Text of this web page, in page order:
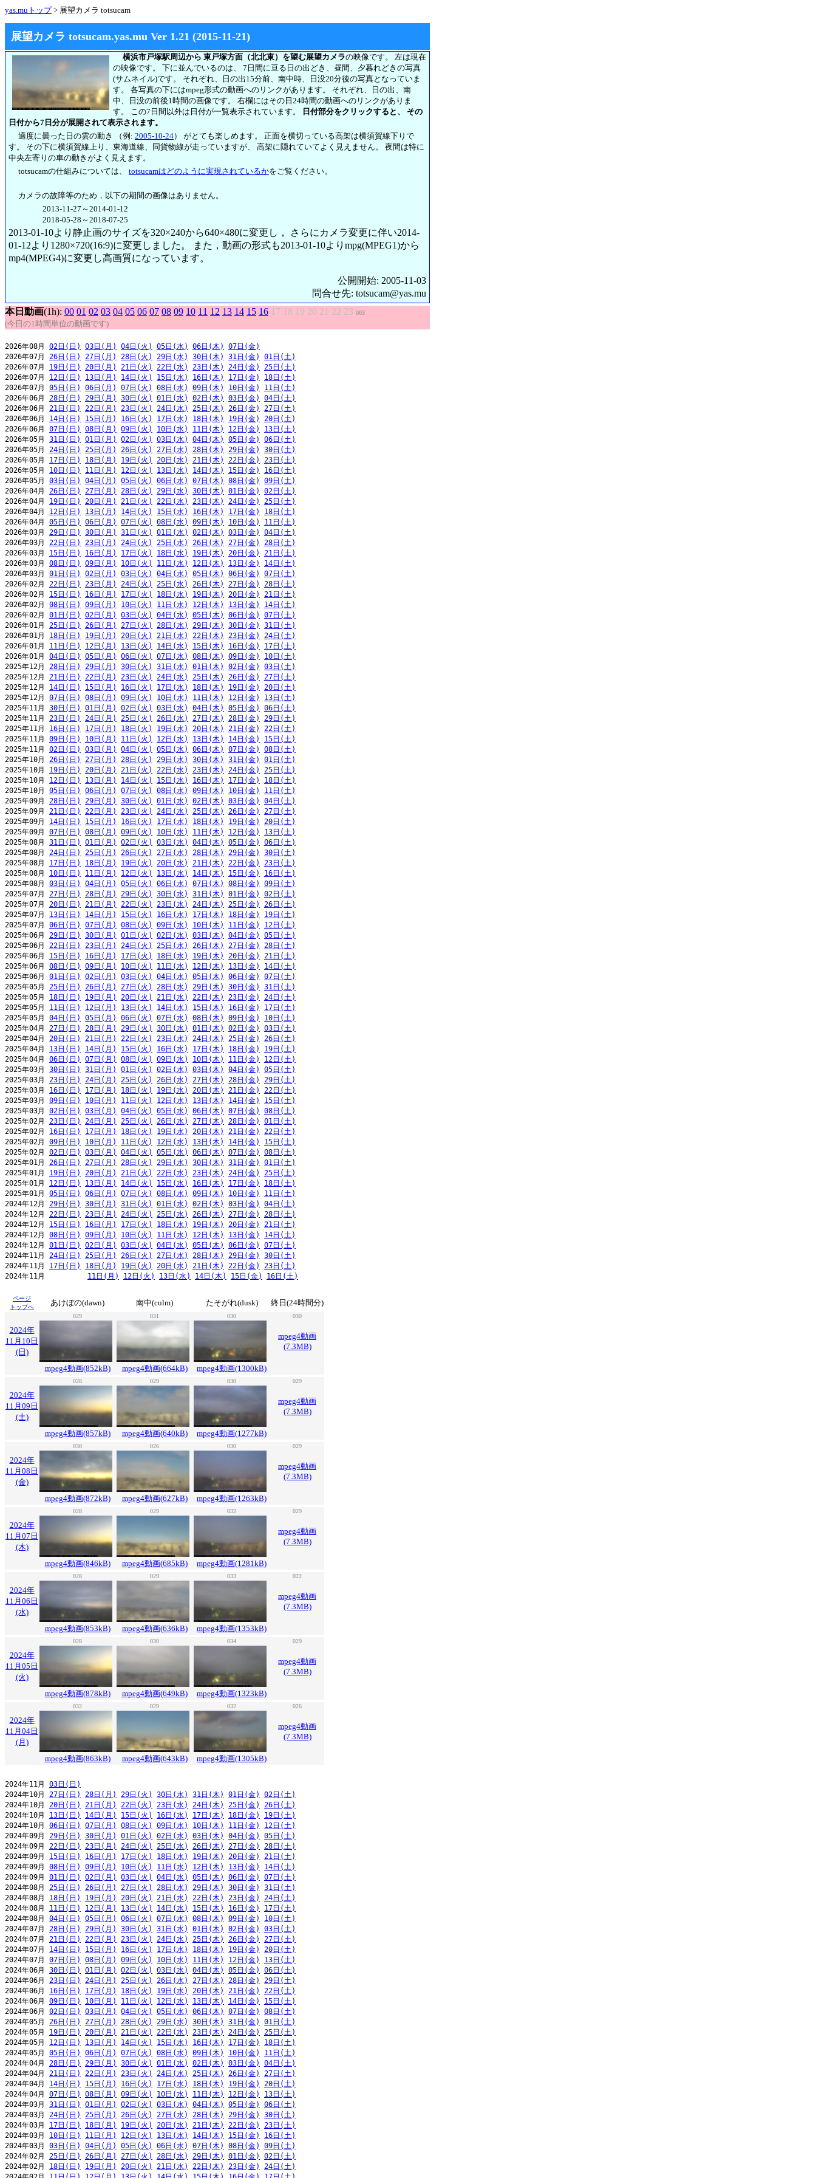
yas.muトップ> 展望カメラ totsucam
展望カメラ totsucam.yas.mu Ver 1.21 (2015-11-21)
横浜市戸塚駅周辺から 東戸塚方面（北北東）を望む展望カメラの映像です。 左は現在
の映像です。 下に並んでいるのは、 7日間に亘る日の出どき、昼間、夕暮れどきの写真
(サムネイル)です。 それぞれ、日の出15分前、南中時、日没20分後の写真となっていま
す。 各写真の下にはmpeg形式の動画へのリンクがあります。 それぞれ、日の出、南
中、日没の前後1時間の画像です。 右欄にはその日24時間の動画へのリンクがありま
す。 この7日間以外は日付が一覧表示されています。
日付部分をクリックすると、 その
日付から7日分が展開されて表示されます。
適度に曇った日の雲の動き （例: 2005-10-24） がとても楽しめます。 正面を横切っている高架は横須賀線下りで
す。 その下に横須賀線上り、東海道線、同貨物線が走っていますが、 高架に隠れていてよく見えません。 夜間は特に
中央左寄りの車の動きがよく見えます。
totsucamの仕組みについては、 totsucamはどのように実現されているかをご覧ください。
カメラの故障等のため，以下の期間の画像はありません。
2013-11-27～2014-01-12
2018-05-28～2018-07-25
2013-01-10より静止画のサイズを320×240から640×480に変更し， さらにカメラ変更に伴い2014-
01-12より1280×720(16:9)に変更しました。 また，動画の形式も2013-01-10よりmpg(MPEG1)から
mp4(MPEG4)に変更し高画質になっています。
公開開始: 2005-11-03
問合せ先: totsucam@yas.mu
本日動画(1h): 00 01 02 03 04 05 06 07 08 09 10 11 12 13 14 15 16 17 18 19 20 21 22 23 003
(今日の1時間単位の動画です)
2026年08月 02日(日) 03日(月) 04日(火) 05日(水) 06日(木)
07日(金)
2026年07月 26日(日) 27日(月) 28日(火) 29日(水) 30日(木) 31日(金)
01日(土)
2026年07月 19日(日) 20日(月) 21日(火) 22日(水) 23日(木) 24日(金)
25日(土)
2026年07月 12日(日) 13日(月) 14日(火) 15日(水) 16日(木) 17日(金)
18日(土)
2026年07月 05日(日) 06日(月) 07日(火) 08日(水) 09日(木) 10日(金)
11日(土)
2026年06月 28日(日) 29日(月) 30日(火) 01日(水) 02日(木) 03日(金)
04日(土)
2026年06月 21日(日) 22日(月) 23日(火) 24日(水) 25日(木) 26日(金)
27日(土)
2026年06月 14日(日) 15日(月) 16日(火) 17日(水) 18日(木) 19日(金)
20日(土)
2026年06月 07日(日) 08日(月) 09日(火) 10日(水) 11日(木) 12日(金)
13日(土)
2026年05月 31日(日) 01日(月) 02日(火) 03日(水) 04日(木) 05日(金)
06日(土)
2026年05月 24日(日) 25日(月) 26日(火) 27日(水) 28日(木) 29日(金)
30日(土)
2026年05月 17日(日) 18日(月) 19日(火) 20日(水) 21日(木) 22日(金)
23日(土)
2026年05月 10日(日) 11日(月) 12日(火) 13日(水) 14日(木) 15日(金)
16日(土)
2026年05月 03日(日) 04日(月) 05日(火) 06日(水) 07日(木) 08日(金)
09日(土)
2026年04月 26日(日) 27日(月) 28日(火) 29日(水) 30日(木) 01日(金)
02日(土)
2026年04月 19日(日) 20日(月) 21日(火) 22日(水) 23日(木) 24日(金)
25日(土)
2026年04月 12日(日) 13日(月) 14日(火) 15日(水) 16日(木) 17日(金)
18日(土)
2026年04月 05日(日) 06日(月) 07日(火) 08日(水) 09日(木) 10日(金)
11日(土)
2026年03月 29日(日) 30日(月) 31日(火) 01日(水) 02日(木) 03日(金)
04日(土)
2026年03月 22日(日) 23日(月) 24日(火) 25日(水) 26日(木) 27日(金)
28日(土)
2026年03月 15日(日) 16日(月) 17日(火) 18日(水) 19日(木) 20日(金)
21日(土)
2026年03月 08日(日) 09日(月) 10日(火) 11日(水) 12日(木) 13日(金)
14日(土)
2026年03月 01日(日) 02日(月) 03日(火) 04日(水) 05日(木) 06日(金)
07日(土)
2026年02月 22日(日) 23日(月) 24日(火) 25日(水) 26日(木) 27日(金)
28日(土)
2026年02月 15日(日) 16日(月) 17日(火) 18日(水) 19日(木) 20日(金)
21日(土)
2026年02月 08日(日) 09日(月) 10日(火) 11日(水) 12日(木) 13日(金)
14日(土)
2026年02月 01日(日) 02日(月) 03日(火) 04日(水) 05日(木) 06日(金)
07日(土)
2026年01月 25日(日) 26日(月) 27日(火) 28日(水) 29日(木) 30日(金)
31日(土)
2026年01月 18日(日) 19日(月) 20日(火) 21日(水) 22日(木) 23日(金)
24日(土)
2026年01月 11日(日) 12日(月) 13日(火) 14日(水) 15日(木) 16日(金)
17日(土)
2026年01月 04日(日) 05日(月) 06日(火) 07日(水) 08日(木) 09日(金)
10日(土)
2025年12月 28日(日) 29日(月) 30日(火) 31日(水) 01日(木) 02日(金)
03日(土)
2025年12月 21日(日) 22日(月) 23日(火) 24日(水) 25日(木) 26日(金)
27日(土)
2025年12月 14日(日) 15日(月) 16日(火) 17日(水) 18日(木) 19日(金)
20日(土)
2025年12月 07日(日) 08日(月) 09日(火) 10日(水) 11日(木) 12日(金)
13日(土)
2025年11月 30日(日) 01日(月) 02日(火) 03日(水) 04日(木) 05日(金)
06日(土)
2025年11月 23日(日) 24日(月) 25日(火) 26日(水) 27日(木) 28日(金)
29日(土)
2025年11月 16日(日) 17日(月) 18日(火) 19日(水) 20日(木) 21日(金)
22日(土)
2025年11月 09日(日) 10日(月) 11日(火) 12日(水) 13日(木) 14日(金)
15日(土)
2025年11月 02日(日) 03日(月) 04日(火) 05日(水) 06日(木) 07日(金)
08日(土)
2025年10月 26日(日) 27日(月) 28日(火) 29日(水) 30日(木) 31日(金)
01日(土)
2025年10月 19日(日) 20日(月) 21日(火) 22日(水) 23日(木) 24日(金)
25日(土)
2025年10月 12日(日) 13日(月) 14日(火) 15日(水) 16日(木) 17日(金)
18日(土)
2025年10月 05日(日) 06日(月) 07日(火) 08日(水) 09日(木) 10日(金)
11日(土)
2025年09月 28日(日) 29日(月) 30日(火) 01日(水) 02日(木) 03日(金)
04日(土)
2025年09月 21日(日) 22日(月) 23日(火) 24日(水) 25日(木) 26日(金)
27日(土)
2025年09月 14日(日) 15日(月) 16日(火) 17日(水) 18日(木) 19日(金)
20日(土)
2025年09月 07日(日) 08日(月) 09日(火) 10日(水) 11日(木) 12日(金)
13日(土)
2025年08月 31日(日) 01日(月) 02日(火) 03日(水) 04日(木) 05日(金)
06日(土)
2025年08月 24日(日) 25日(月) 26日(火) 27日(水) 28日(木) 29日(金)
30日(土)
2025年08月 17日(日) 18日(月) 19日(火) 20日(水) 21日(木) 22日(金)
23日(土)
2025年08月 10日(日) 11日(月) 12日(火) 13日(水) 14日(木) 15日(金)
16日(土)
2025年08月 03日(日) 04日(月) 05日(火) 06日(水) 07日(木) 08日(金)
09日(土)
2025年07月 27日(日) 28日(月) 29日(火) 30日(水) 31日(木) 01日(金)
02日(土)
2025年07月 20日(日) 21日(月) 22日(火) 23日(水) 24日(木) 25日(金)
26日(土)
2025年07月 13日(日) 14日(月) 15日(火) 16日(水) 17日(木) 18日(金)
19日(土)
2025年07月 06日(日) 07日(月) 08日(火) 09日(水) 10日(木) 11日(金)
12日(土)
2025年06月 29日(日) 30日(月) 01日(火) 02日(水) 03日(木) 04日(金)
05日(土)
2025年06月 22日(日) 23日(月) 24日(火) 25日(水) 26日(木) 27日(金)
28日(土)
2025年06月 15日(日) 16日(月) 17日(火) 18日(水) 19日(木) 20日(金)
21日(土)
2025年06月 08日(日) 09日(月) 10日(火) 11日(水) 12日(木) 13日(金)
14日(土)
2025年06月 01日(日) 02日(月) 03日(火) 04日(水) 05日(木) 06日(金)
07日(土)
2025年05月 25日(日) 26日(月) 27日(火) 28日(水) 29日(木) 30日(金)
31日(土)
2025年05月 18日(日) 19日(月) 20日(火) 21日(水) 22日(木) 23日(金)
24日(土)
2025年05月 11日(日) 12日(月) 13日(火) 14日(水) 15日(木) 16日(金)
17日(土)
2025年05月 04日(日) 05日(月) 06日(火) 07日(水) 08日(木) 09日(金)
10日(土)
2025年04月 27日(日) 28日(月) 29日(火) 30日(水) 01日(木) 02日(金)
03日(土)
2025年04月 20日(日) 21日(月) 22日(火) 23日(水) 24日(木) 25日(金)
26日(土)
2025年04月 13日(日) 14日(月) 15日(火) 16日(水) 17日(木) 18日(金)
19日(土)
2025年04月 06日(日) 07日(月) 08日(火) 09日(水) 10日(木) 11日(金)
12日(土)
2025年03月 30日(日) 31日(月) 01日(火) 02日(水) 03日(木) 04日(金)
05日(土)
2025年03月 23日(日) 24日(月) 25日(火) 26日(水) 27日(木) 28日(金)
29日(土)
2025年03月 16日(日) 17日(月) 18日(火) 19日(水) 20日(木) 21日(金)
22日(土)
2025年03月 09日(日) 10日(月) 11日(火) 12日(水) 13日(木) 14日(金)
15日(土)
2025年03月 02日(日) 03日(月) 04日(火) 05日(水) 06日(木) 07日(金)
08日(土)
2025年02月 23日(日) 24日(月) 25日(火) 26日(水) 27日(木) 28日(金)
01日(土)
2025年02月 16日(日) 17日(月) 18日(火) 19日(水) 20日(木) 21日(金)
22日(土)
2025年02月 09日(日) 10日(月) 11日(火) 12日(水) 13日(木) 14日(金)
15日(土)
2025年02月 02日(日) 03日(月) 04日(火) 05日(水) 06日(木) 07日(金)
08日(土)
2025年01月 26日(日) 27日(月) 28日(火) 29日(水) 30日(木) 31日(金)
01日(土)
2025年01月 19日(日) 20日(月) 21日(火) 22日(水) 23日(木) 24日(金)
25日(土)
2025年01月 12日(日) 13日(月) 14日(火) 15日(水) 16日(木) 17日(金)
18日(土)
2025年01月 05日(日) 06日(月) 07日(火) 08日(水) 09日(木) 10日(金)
11日(土)
2024年12月 29日(日) 30日(月) 31日(火) 01日(水) 02日(木) 03日(金)
04日(土)
2024年12月 22日(日) 23日(月) 24日(火) 25日(水) 26日(木) 27日(金)
28日(土)
2024年12月 15日(日) 16日(月) 17日(火) 18日(水) 19日(木) 20日(金)
21日(土)
2024年12月 08日(日) 09日(月) 10日(火) 11日(水) 12日(木) 13日(金)
14日(土)
2024年12月 01日(日) 02日(月) 03日(火) 04日(水) 05日(木) 06日(金)
07日(土)
2024年11月 24日(日) 25日(月) 26日(火) 27日(水) 28日(木) 29日(金)
30日(土)
2024年11月 17日(日) 18日(月) 19日(火) 20日(水) 21日(木) 22日(金)
23日(土)
2024年11月 11日(月) 12日(火) 13日(水) 14日(木) 15日(金) 16日(土)
ページ
トップへ
あけぼの(dawn) 南中(culm) たそがれ(dusk) 終日(24時間分)
029 031 030 030
2024年
11月10日
(日)
mpeg4動画
(7.3MB)
mpeg4動画(852kB) mpeg4動画(664kB) mpeg4動画(1300kB)
028 029 030 029
2024年
11月09日
(土)
mpeg4動画
(7.3MB)
mpeg4動画(857kB) mpeg4動画(640kB) mpeg4動画(1277kB)
030 026 030 029
2024年
11月08日
(金)
mpeg4動画
(7.3MB)
mpeg4動画(872kB) mpeg4動画(627kB) mpeg4動画(1263kB)
028 029 032 029
2024年
11月07日
(木)
mpeg4動画
(7.3MB)
mpeg4動画(846kB) mpeg4動画(685kB) mpeg4動画(1281kB)
028 029 033 022
2024年
11月06日
(水)
mpeg4動画
(7.3MB)
mpeg4動画(853kB) mpeg4動画(636kB) mpeg4動画(1353kB)
028 030 034 029
2024年
11月05日
(火)
mpeg4動画
(7.3MB)
mpeg4動画(878kB) mpeg4動画(649kB) mpeg4動画(1323kB)
032 029 032 026
2024年
11月04日
(月)
mpeg4動画
(7.3MB)
mpeg4動画(863kB) mpeg4動画(643kB) mpeg4動画(1305kB)
2024年11月 03日(日)
2024年10月 27日(日) 28日(月) 29日(火) 30日(水) 31日(木) 01日(金)
02日(土)
2024年10月 20日(日) 21日(月) 22日(火) 23日(水) 24日(木) 25日(金)
26日(土)
2024年10月 13日(日) 14日(月) 15日(火) 16日(水) 17日(木) 18日(金)
19日(土)
2024年10月 06日(日) 07日(月) 08日(火) 09日(水) 10日(木) 11日(金)
12日(土)
2024年09月 29日(日) 30日(月) 01日(火) 02日(水) 03日(木) 04日(金)
05日(土)
2024年09月 22日(日) 23日(月) 24日(火) 25日(水) 26日(木) 27日(金)
28日(土)
2024年09月 15日(日) 16日(月) 17日(火) 18日(水) 19日(木) 20日(金)
21日(土)
2024年09月 08日(日) 09日(月) 10日(火) 11日(水) 12日(木) 13日(金)
14日(土)
2024年09月 01日(日) 02日(月) 03日(火) 04日(水) 05日(木) 06日(金)
07日(土)
2024年08月 25日(日) 26日(月) 27日(火) 28日(水) 29日(木) 30日(金)
31日(土)
2024年08月 18日(日) 19日(月) 20日(火) 21日(水) 22日(木) 23日(金)
24日(土)
2024年08月 11日(日) 12日(月) 13日(火) 14日(水) 15日(木) 16日(金)
17日(土)
2024年08月 04日(日) 05日(月) 06日(火) 07日(水) 08日(木) 09日(金)
10日(土)
2024年07月 28日(日) 29日(月) 30日(火) 31日(水) 01日(木) 02日(金)
03日(土)
2024年07月 21日(日) 22日(月) 23日(火) 24日(水) 25日(木) 26日(金)
27日(土)
2024年07月 14日(日) 15日(月) 16日(火) 17日(水) 18日(木) 19日(金)
20日(土)
2024年07月 07日(日) 08日(月) 09日(火) 10日(水) 11日(木) 12日(金)
13日(土)
2024年06月 30日(日) 01日(月) 02日(火) 03日(水) 04日(木) 05日(金)
06日(土)
2024年06月 23日(日) 24日(月) 25日(火) 26日(水) 27日(木) 28日(金)
29日(土)
2024年06月 16日(日) 17日(月) 18日(火) 19日(水) 20日(木) 21日(金)
22日(土)
2024年06月 09日(日) 10日(月) 11日(火) 12日(水) 13日(木) 14日(金)
15日(土)
2024年06月 02日(日) 03日(月) 04日(火) 05日(水) 06日(木) 07日(金)
08日(土)
2024年05月 26日(日) 27日(月) 28日(火) 29日(水) 30日(木) 31日(金)
01日(土)
2024年05月 19日(日) 20日(月) 21日(火) 22日(水) 23日(木) 24日(金)
25日(土)
2024年05月 12日(日) 13日(月) 14日(火) 15日(水) 16日(木) 17日(金)
18日(土)
2024年05月 05日(日) 06日(月) 07日(火) 08日(水) 09日(木) 10日(金)
11日(土)
2024年04月 28日(日) 29日(月) 30日(火) 01日(水) 02日(木) 03日(金)
04日(土)
2024年04月 21日(日) 22日(月) 23日(火) 24日(水) 25日(木) 26日(金)
27日(土)
2024年04月 14日(日) 15日(月) 16日(火) 17日(水) 18日(木) 19日(金)
20日(土)
2024年04月 07日(日) 08日(月) 09日(火) 10日(水) 11日(木) 12日(金)
13日(土)
2024年03月 31日(日) 01日(月) 02日(火) 03日(水) 04日(木) 05日(金)
06日(土)
2024年03月 24日(日) 25日(月) 26日(火) 27日(水) 28日(木) 29日(金)
30日(土)
2024年03月 17日(日) 18日(月) 19日(火) 20日(水) 21日(木) 22日(金)
23日(土)
2024年03月 10日(日) 11日(月) 12日(火) 13日(水) 14日(木) 15日(金)
16日(土)
2024年03月 03日(日) 04日(月) 05日(火) 06日(水) 07日(木) 08日(金)
09日(土)
2024年02月 25日(日) 26日(月) 27日(火) 28日(水) 29日(木) 01日(金)
02日(土)
2024年02月 18日(日) 19日(月) 20日(火) 21日(水) 22日(木) 23日(金)
24日(土)